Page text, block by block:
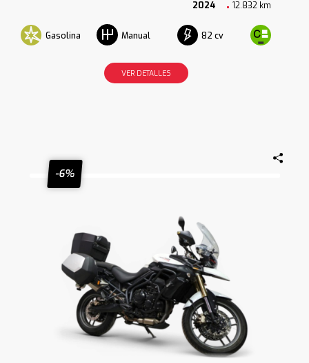
2024 12.832 km
Gasolina Manual 82 cv
VER DETALLES
-6%